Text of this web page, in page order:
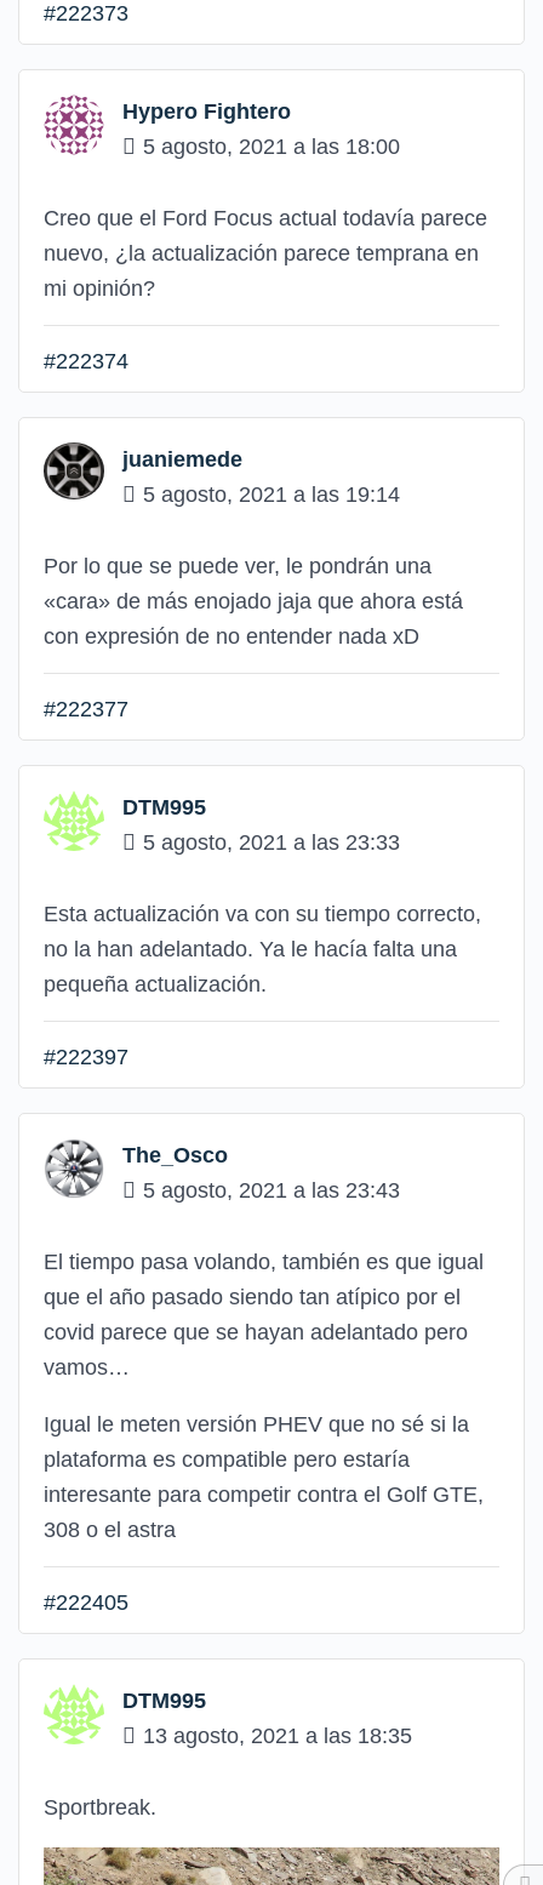
#222373
Hypero Fightero
5 agosto, 2021 a las 18:00
Creo que el Ford Focus actual todavía parece
nuevo, ¿la actualización parece temprana en
mi opinión?
#222374
juaniemede
5 agosto, 2021 a las 19:14
Por lo que se puede ver, le pondrán una
«cara» de más enojado jaja que ahora está
con expresión de no entender nada xD
#222377
DTM995
5 agosto, 2021 a las 23:33
Esta actualización va con su tiempo correcto,
no la han adelantado. Ya le hacía falta una
pequeña actualización.
#222397
The_Osco
5 agosto, 2021 a las 23:43
El tiempo pasa volando, también es que igual
que el año pasado siendo tan atípico por el
covid parece que se hayan adelantado pero
vamos…
Igual le meten versión PHEV que no sé si la
plataforma es compatible pero estaría
interesante para competir contra el Golf GTE,
308 o el astra
#222405
DTM995
13 agosto, 2021 a las 18:35
Sportbreak.